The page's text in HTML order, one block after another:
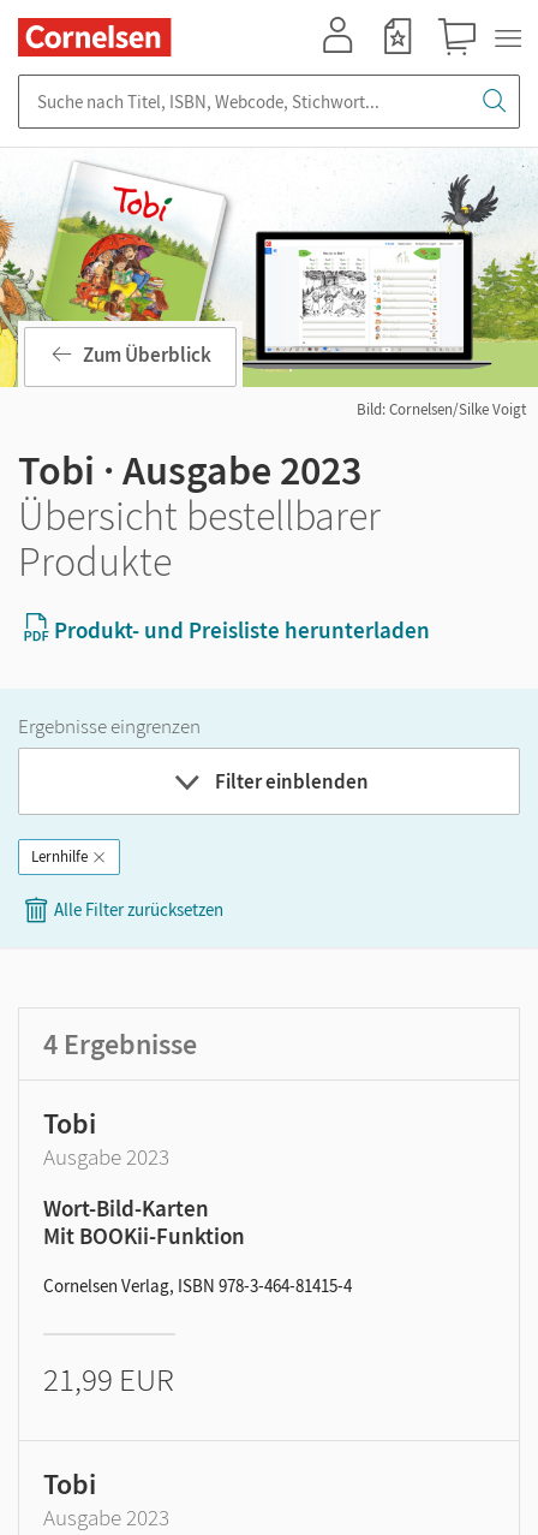
Bild: Cornelsen/Silke Voigt
Zum Überblick
Tobi · Ausgabe 2023
Übersicht bestellbarer
Produkte
Produkt- und Preisliste herunterladen
Ergebnisse eingrenzen
Filter einblenden
Band
Klassenstufe
Lernhilfe
Alle Filter zurücksetzen
4 Ergebnisse
Tobi
Ausgabe 2023
Wort-Bild-Karten
Mit BOOKii-Funktion
Cornelsen Verlag, ISBN 978-3-464-81415-4
21,99 EUR
Tobi
Ausgabe 2023